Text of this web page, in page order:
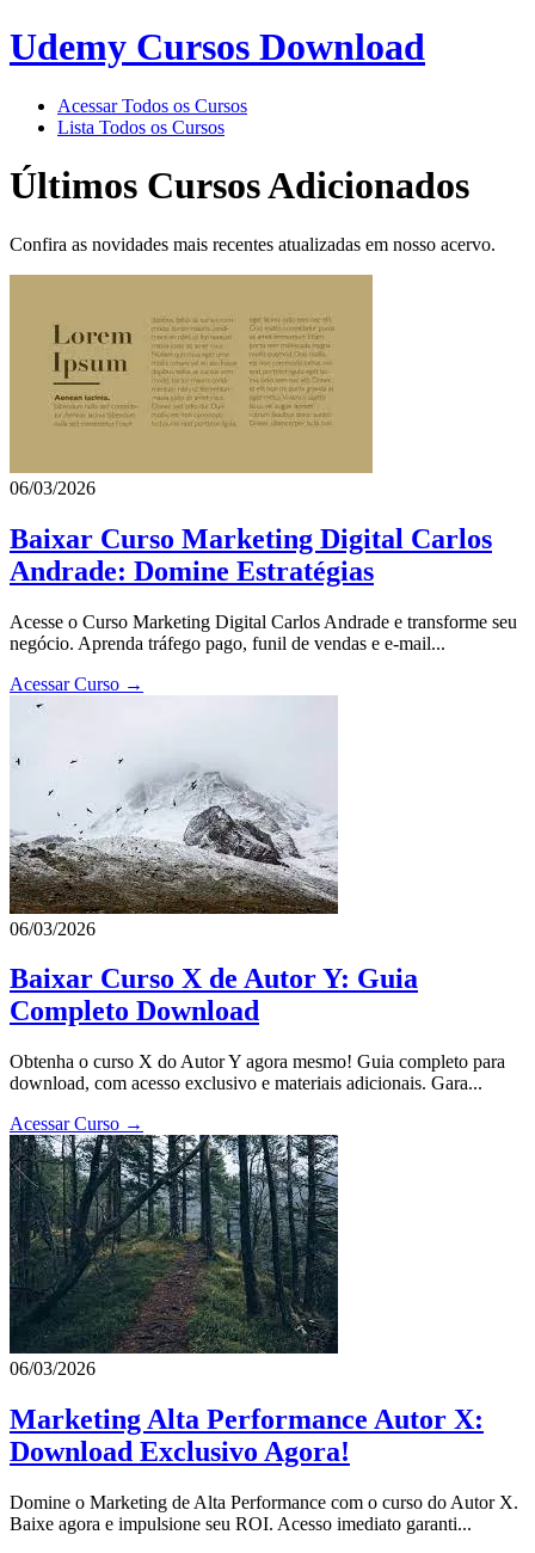
Udemy Cursos Download
Acessar Todos os Cursos
Lista Todos os Cursos
Últimos Cursos Adicionados
Confira as novidades mais recentes atualizadas em nosso acervo.
06/03/2026
Baixar Curso Marketing Digital Carlos
Andrade: Domine Estratégias
Acesse o Curso Marketing Digital Carlos Andrade e transforme seu
negócio. Aprenda tráfego pago, funil de vendas e e-mail...
Acessar Curso →
06/03/2026
Baixar Curso X de Autor Y: Guia
Completo Download
Obtenha o curso X do Autor Y agora mesmo! Guia completo para
download, com acesso exclusivo e materiais adicionais. Gara...
Acessar Curso →
06/03/2026
Marketing Alta Performance Autor X:
Download Exclusivo Agora!
Domine o Marketing de Alta Performance com o curso do Autor X.
Baixe agora e impulsione seu ROI. Acesso imediato garanti...